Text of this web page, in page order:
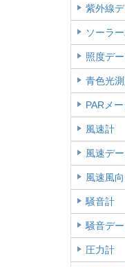
紫外線
ソーラ
照度デ
青色光
PARメ
風速計
風速デ
風速風
騒音計
騒音デ
圧力計